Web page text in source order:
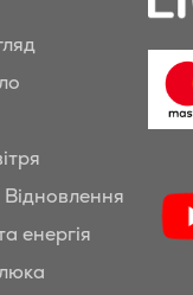
Відновлення
енергія